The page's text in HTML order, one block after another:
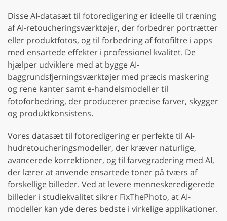
Disse AI-datasæt til fotoredigering er ideelle til træning
af AI-retoucheringsværktøjer, der forbedrer portrætter
eller produktfotos, og til forbedring af fotofiltre i apps
med ensartede effekter i professionel kvalitet. De
hjælper udviklere med at bygge AI-
baggrundsfjerningsværktøjer med præcis maskering
og rene kanter samt e-handelsmodeller til
fotoforbedring, der producerer præcise farver, skygger
og produktkonsistens.
Vores datasæt til fotoredigering er perfekte til AI-
hudretoucheringsmodeller, der kræver naturlige,
avancerede korrektioner, og til farvegradering med AI,
der lærer at anvende ensartede toner på tværs af
forskellige billeder. Ved at levere menneskeredigerede
billeder i studiekvalitet sikrer FixThePhoto, at AI-
modeller kan yde deres bedste i virkelige applikationer.